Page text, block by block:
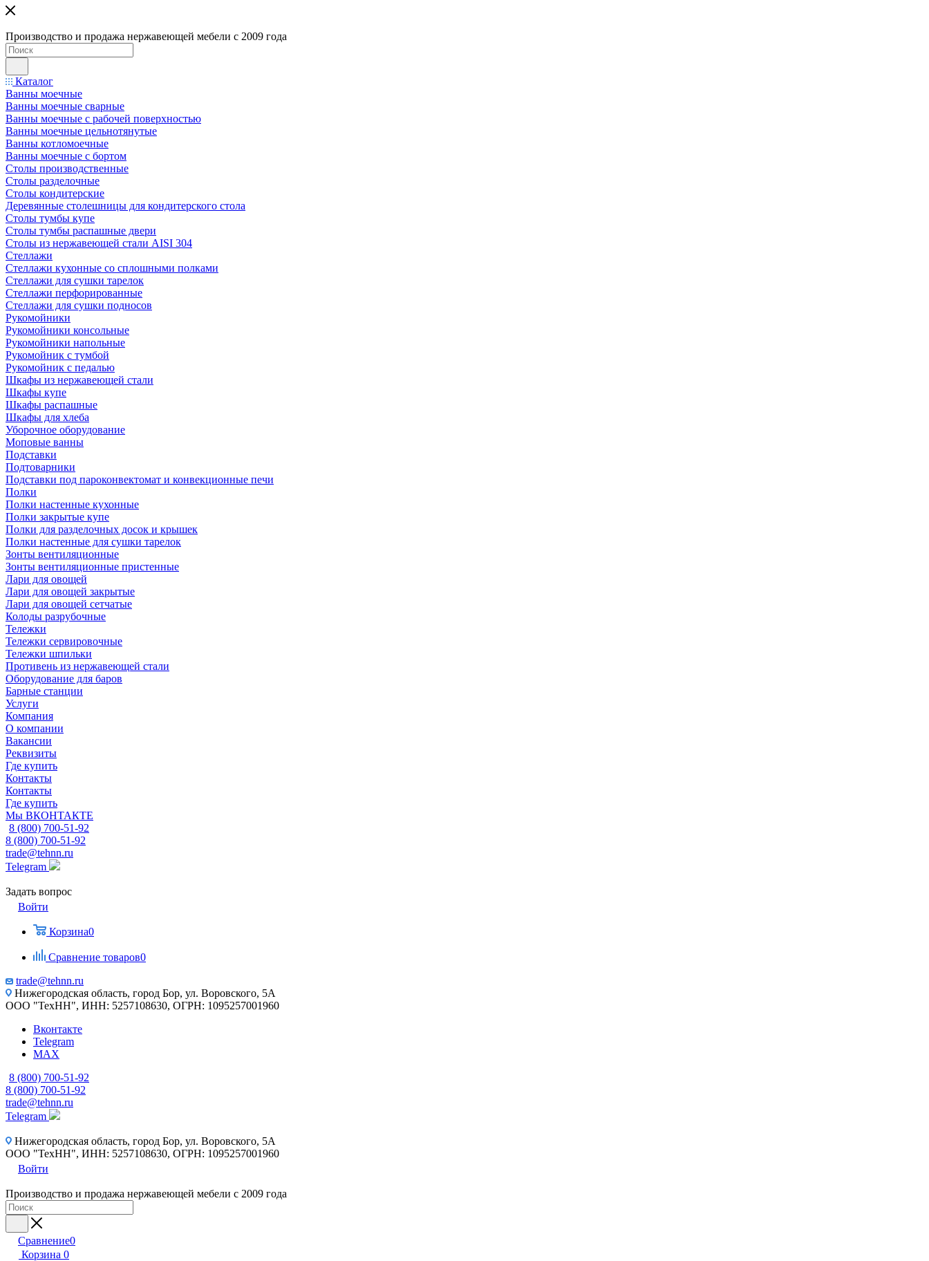
Производство и продажа нержавеющей мебели с 2009 года
Каталог
Ванны моечные
Ванны моечные сварные
Ванны моечные с рабочей поверхностью
Ванны моечные цельнотянутые
Ванны котломоечные
Ванны моечные с бортом
Столы производственные
Столы разделочные
Столы кондитерские
Деревянные столешницы для кондитерского стола
Столы тумбы купе
Столы тумбы распашные двери
Столы из нержавеющей стали AISI 304
Стеллажи
Стеллажи кухонные со сплошными полками
Стеллажи для сушки тарелок
Стеллажи перфорированные
Стеллажи для сушки подносов
Рукомойники
Рукомойники консольные
Рукомойники напольные
Рукомойник с тумбой
Рукомойник с педалью
Шкафы из нержавеющей стали
Шкафы купе
Шкафы распашные
Шкафы для хлеба
Уборочное оборудование
Моповые ванны
Подставки
Подтоварники
Подставки под пароконвектомат и конвекционные печи
Полки
Полки настенные кухонные
Полки закрытые купе
Полки для разделочных досок и крышек
Полки настенные для сушки тарелок
Зонты вентиляционные
Зонты вентиляционные пристенные
Лари для овощей
Лари для овощей закрытые
Лари для овощей сетчатые
Колоды разрубочные
Тележки
Тележки сервировочные
Тележки шпильки
Противень из нержавеющей стали
Оборудование для баров
Барные станции
Услуги
Компания
О компании
Вакансии
Реквизиты
Где купить
Контакты
Контакты
Где купить
Мы ВКОНТАКТЕ
8 (800) 700-51-92
8 (800) 700-51-92
trade@tehnn.ru
Telegram
Задать вопрос
Войти
Корзина0
Сравнение товаров0
trade@tehnn.ru
Нижегородская область, город Бор, ул. Воровского, 5А
ООО "ТехНН", ИНН: 5257108630, ОГРН: 1095257001960
Вконтакте
Telegram
MAX
8 (800) 700-51-92
8 (800) 700-51-92
trade@tehnn.ru
Telegram
Нижегородская область, город Бор, ул. Воровского, 5А
ООО "ТехНН", ИНН: 5257108630, ОГРН: 1095257001960
Войти
Производство и продажа нержавеющей мебели с 2009 года
Сравнение0
Корзина 0